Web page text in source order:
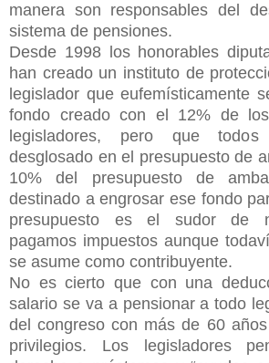
manera son responsables del
sistema de pensiones.
Desde 1998 los honorables
han creado un instituto de
legislador que eufemísticamente
fondo creado con el 12% de
legisladores, pero que
desglosado en el presupuesto de
10% del presupuesto de
destinado a engrosar ese fondo
presupuesto es el sudor de
pagamos impuestos aunque
se asume como contribuyente.
No es cierto que con una
salario se va a pensionar a todo
del congreso con más de 60
privilegios. Los legisladores